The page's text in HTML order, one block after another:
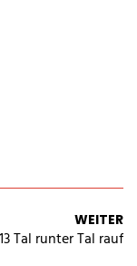
WEITER
Tal runter Tal rauf